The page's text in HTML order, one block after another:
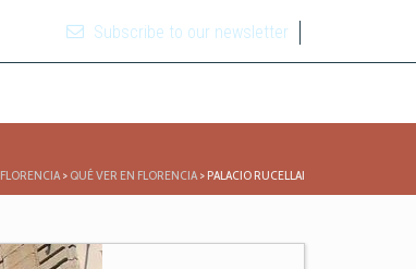
Subscribe to our newsletter
FLORENCIA > QUÉ VER EN FLORENCIA > PALACIO RUCELLAI